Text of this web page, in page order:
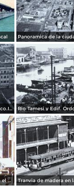
Calle Isauro Alfaro y Fco.I.Madero durante la inundacion en 1955
Bajada Olmos cuando el agua bajaba de nivel despues de la inundacion en 1955